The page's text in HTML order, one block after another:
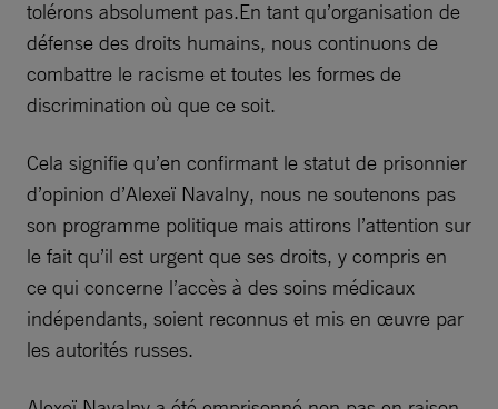
tolérons absolument pas.En tant qu’organisation de
défense des droits humains, nous continuons de
combattre le racisme et toutes les formes de
discrimination où que ce soit.
Cela signifie qu’en confirmant le statut de prisonnier
d’opinion d’Alexeï Navalny, nous ne soutenons pas
son programme politique mais attirons l’attention sur
le fait qu’il est urgent que ses droits, y compris en
ce qui concerne l’accès à des soins médicaux
indépendants, soient reconnus et mis en œuvre par
les autorités russes.